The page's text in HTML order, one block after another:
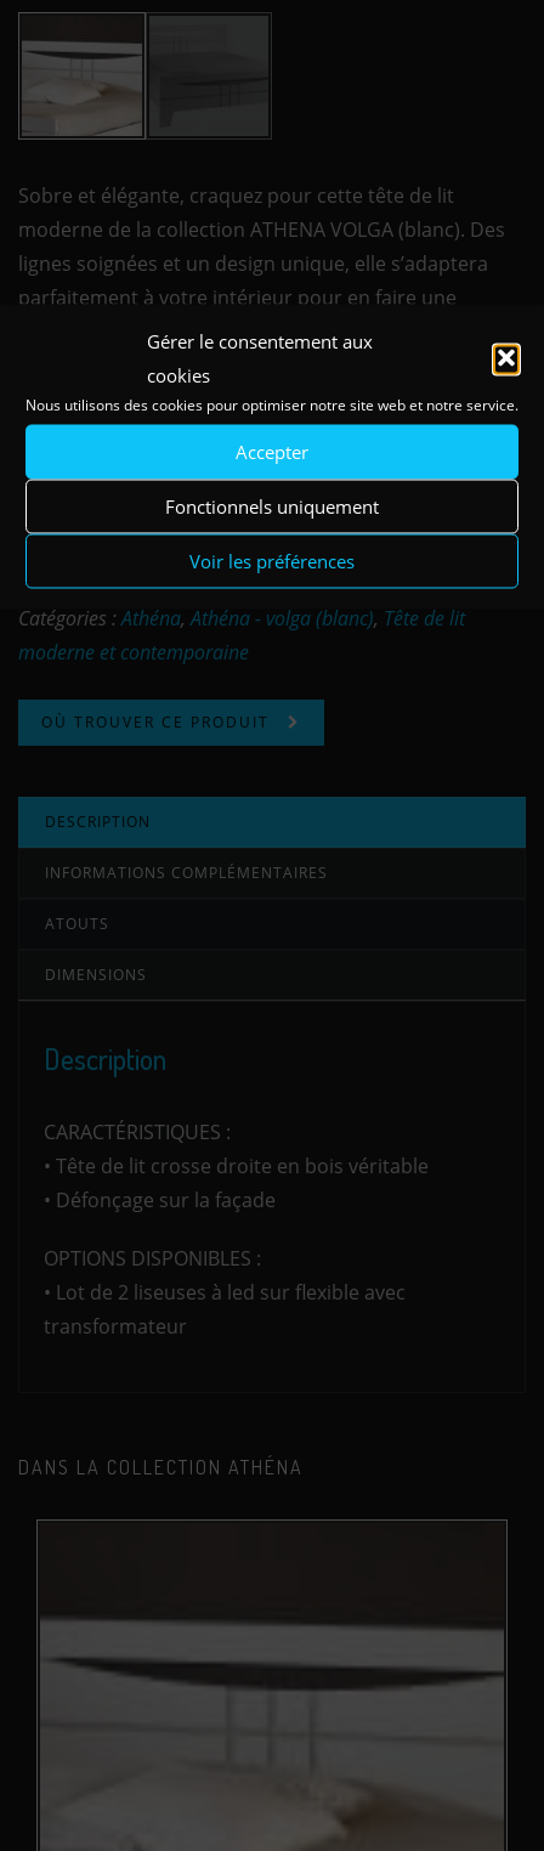
Gérer le consentement aux
cookies
Nous utilisons des cookies pour optimiser notre site web et notre service.
Accepter
Fonctionnels uniquement
Voir les préférences
Sobre et élégante, craquez pour cette tête de lit
moderne de la collection ATHENA VOLGA (blanc). Des
lignes soignées et un design unique, elle s’adaptera
parfaitement à votre intérieur pour en faire une
chambre adulte contemporaine.
• Teinte et vernis à l’eau
• Finition écologique
volga blanc - 160 cm Ref: TEATC160V
volga blanc - 140 cm
Catégories :Athéna,Athéna - volga (blanc), Tête de lit
moderne et contemporaine
OÙ TROUVER CE PRODUIT
DESCRIPTION
INFORMATIONS COMPLÉMENTAIRES
ATOUTS
DIMENSIONS
Description
CARACTÉRISTIQUES :
• Tête de lit crosse droite en bois véritable
• Défonçage sur la façade
OPTIONS DISPONIBLES :
• Lot de 2 liseuses à led sur flexible avec
transformateur
DANS LA COLLECTION ATHÉNA